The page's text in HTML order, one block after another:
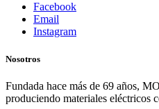
Facebook
Email
Instagram
Nosotros
Fundada hace más de 69 años,
produciendo materiales eléctricos